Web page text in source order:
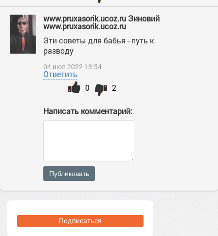
www.pruxasorik.ucoz.ru Зиновий
www.pruxasorik.ucoz.ru
Эти советы для бабья - путь к
разводу
04 июл 2022 13:54
Ответить
2
0
Написать комментарий:
Публиковать
Подписаться